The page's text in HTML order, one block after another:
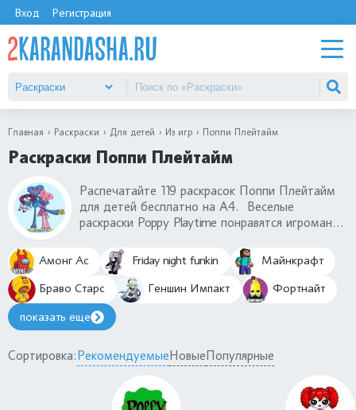
Вход Регистрация
Главная Раскраски Для детей Из игр Поппи Плейтайм
Раскраски Поппи Плейтайм
Распечатайте 119 раскрасок Поппи Плейтайм
для детей бесплатно на А4. Веселые
раскраски Poppy Playtime понравятся игроманам
качественные раскраски Поппи Плейтайм с
главными персонажами: Хагги Вагги, Кисси
Мисси, Стелла Грейбер, кошка-пчела, Кэнди
Кэт, Брон Динозавр и робот. Раскрашенные
раскраски из игры Поппи Плейтайм можно
прислать нам, мы опубликуем их на сайте.
Амонг Ас Friday night funkin
Майнкрафт
Браво Старс
Геншин Импакт
Фортнайт
показать еще
Сортировка:РекомендуемыеНовыеПопулярные